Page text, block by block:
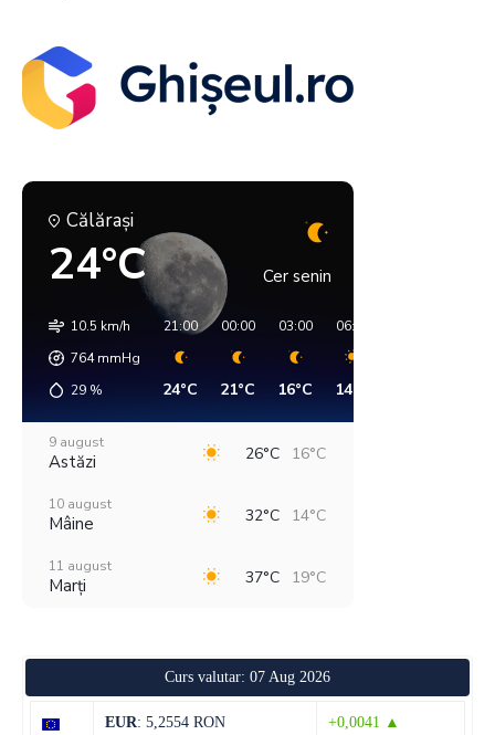
Călăraşi
24°C Cer senin
10.5 km/h
764mmHg
29 %
21:00
24°C
00:00
21°C
03:00
16°C
06:00
14°C
9 august
Astăzi 26°C 16°C
10 august
Mâine 32°C 14°C
11 august
Marți 37°C 19°C
28°C 13°C
Curs valutar: 07 Aug 2026
EUR: 5,2554 RON +0,0041 ▲